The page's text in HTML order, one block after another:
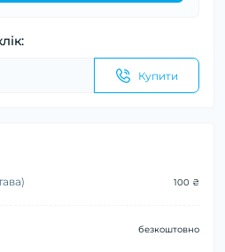
Купити
100 ₴
безкоштовно